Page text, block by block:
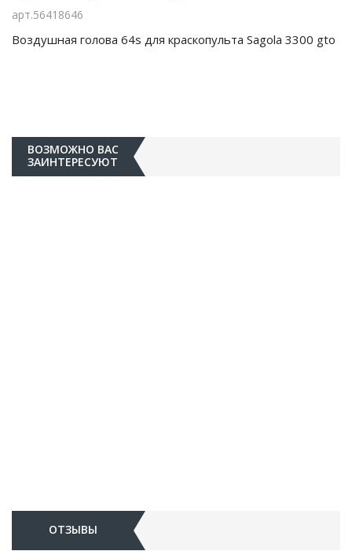
арт.56418646
Воздушная голова 64s для краскопульта Sagola 3300 gto
ВОЗМОЖНО ВАС
ЗАИНТЕРЕСУЮТ
ОТЗЫВЫ